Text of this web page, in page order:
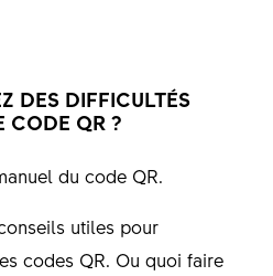
DES DIFFICULTÉS
CODE QR ?
du code QR.
utiles pour
codes QR. Ou quoi faire